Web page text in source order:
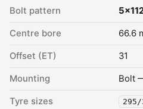
Bolt pattern
Centre bore 66.6
Offset (ET) 31
Mounting Bolt
Tyre sizes 295/